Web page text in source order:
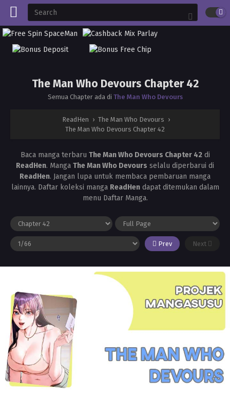
The Man Who Devours Chapter 42
Semua Chapter ada di The Man Who Devours
ReadHen › The Man Who Devours ›
The Man Who Devours Chapter 42
Baca manga terbaru The Man Who Devours Chapter 42di
ReadHen. Manga The Man Who Devours selalu diperbarui di
ReadHen. Jangan lupa untuk membaca pembaruan manga
lainnya. Daftar koleksi manga ReadHendapat ditemukan dalam
menu Daftar Manga.
Prev Next